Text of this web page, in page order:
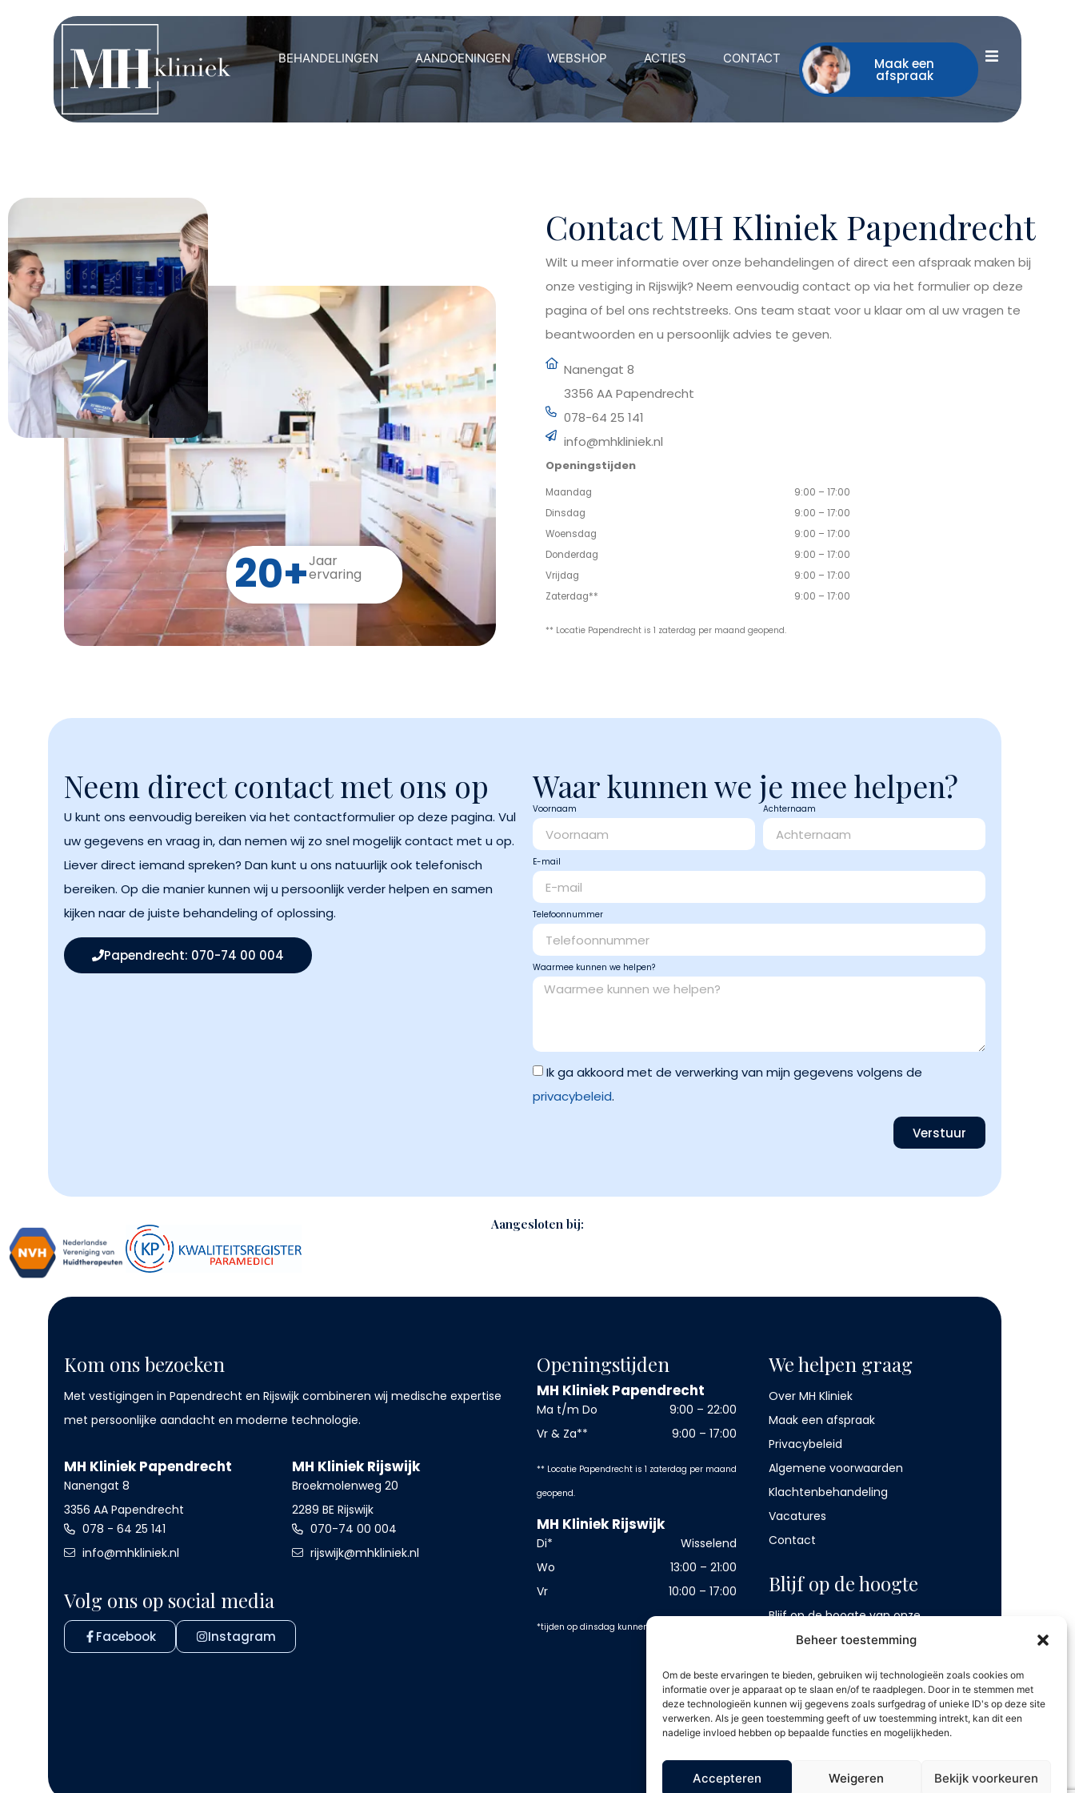
Beheer toestemming
Om de beste ervaringen te bieden, gebruiken wij technologieën zoals cookies om
informatie over je apparaat op te slaan en/of te raadplegen. Door in te stemmen met
deze technologieën kunnen wij gegevens zoals surfgedrag of unieke ID's op deze site
verwerken. Als je geen toestemming geeft of uw toestemming intrekt, kan dit een
nadelige invloed hebben op bepaalde functies en mogelijkheden.
Accepteren Weigeren Bekijk voorkeuren
BEHANDELINGEN AANDOENINGEN WEBSHOP ACTIES CONTACT Maak een
afspraak
20+Jaar
ervaring
Contact MH Kliniek Papendrecht
Wilt u meer informatie over onze behandelingen of direct een afspraak maken bij
onze vestiging in Rijswijk? Neem eenvoudig contact op via het formulier op deze
pagina of bel ons rechtstreeks. Ons team staat voor u klaar om al uw vragen te
beantwoorden en u persoonlijk advies te geven.
Nanengat 8
3356 AA Papendrecht
078-64 25 141
info@mhkliniek.nl
Openingstijden
Maandag
9:00 – 17:00
Dinsdag
9:00 – 17:00
Woensdag
9:00 – 17:00
Donderdag
9:00 – 17:00
Vrijdag
9:00 – 17:00
Zaterdag**
9:00 – 17:00
** Locatie Papendrecht is 1 zaterdag per maand geopend.
Neem direct contact met ons op
U kunt ons eenvoudig bereiken via het contactformulier op deze pagina. Vul
uw gegevens en vraag in, dan nemen wij zo snel mogelijk contact met u op.
Liever direct iemand spreken? Dan kunt u ons natuurlijk ook telefonisch
bereiken. Op die manier kunnen wij u persoonlijk verder helpen en samen
kijken naar de juiste behandeling of oplossing.
Papendrecht: 070-74 00 004
Waar kunnen we je mee helpen?
Voornaam Achternaam
E-mail
Telefoonnummer
Waarmee kunnen we helpen?
Ik ga akkoord met de verwerking van mijn gegevens volgens de
privacybeleid.
Verstuur
Aangesloten bij:
Kom ons bezoeken
Met vestigingen in Papendrecht en Rijswijk combineren wij medische expertise
met persoonlijke aandacht en moderne technologie.
MH Kliniek Papendrecht
Nanengat 8
3356 AA Papendrecht
078 - 64 25 141
info@mhkliniek.nl
MH Kliniek Rijswijk
Broekmolenweg 20
2289 BE Rijswijk
070-74 00 004
rijswijk@mhkliniek.nl
Volg ons op social media
Facebook Instagram
Openingstijden
MH Kliniek Papendrecht
Ma t/m Do
9:00 – 22:00
Vr & Za**
9:00 – 17:00
** Locatie Papendrecht is 1 zaterdag per maand
geopend.
MH Kliniek Rijswijk
Di*
Wisselend
Wo
13:00 – 21:00
Vr
10:00 – 17:00
*tijden op dinsdag kunnen eerder of later beginnen.
We helpen graag
Over MH Kliniek
Maak een afspraak
Privacybeleid
Algemene voorwaarden
Klachtenbehandeling
Vacatures
Contact
Blijf op de hoogte
Blijf op de hoogte van onze
aanbiedingen. Schrijf u in op onze
uw volgende behandeling.